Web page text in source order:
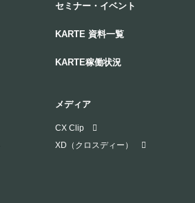
セミナー・イベント
KARTE 資料一覧
KARTE稼働状況
メディア
CX Clip
XD（クロスディー）